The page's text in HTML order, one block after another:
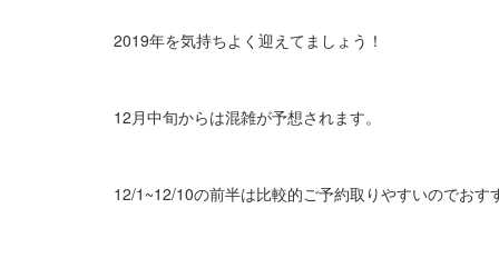
2019年を気持ちよく迎えてましょう！
12月中旬からは混雑が予想されます。
12/1~12/10の前半は比較的ご予約取りやすいのでおす